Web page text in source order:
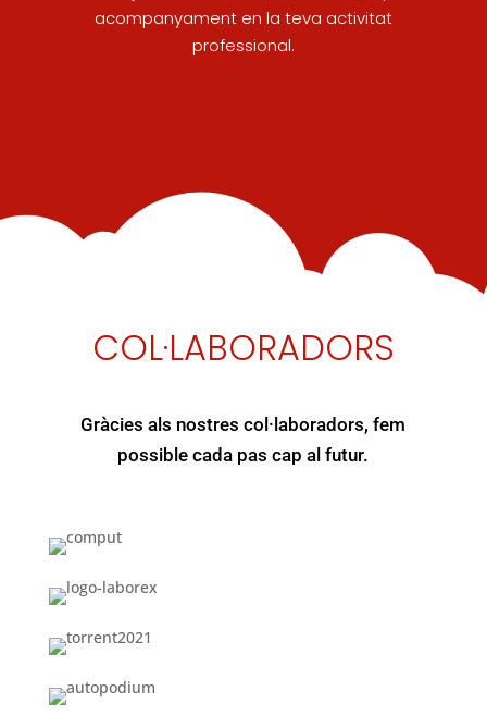
acompanyament en la teva activitat
professional.
COL·LABORADORS
Gràcies als nostres col·laboradors, fem
possible cada pas cap al futur.